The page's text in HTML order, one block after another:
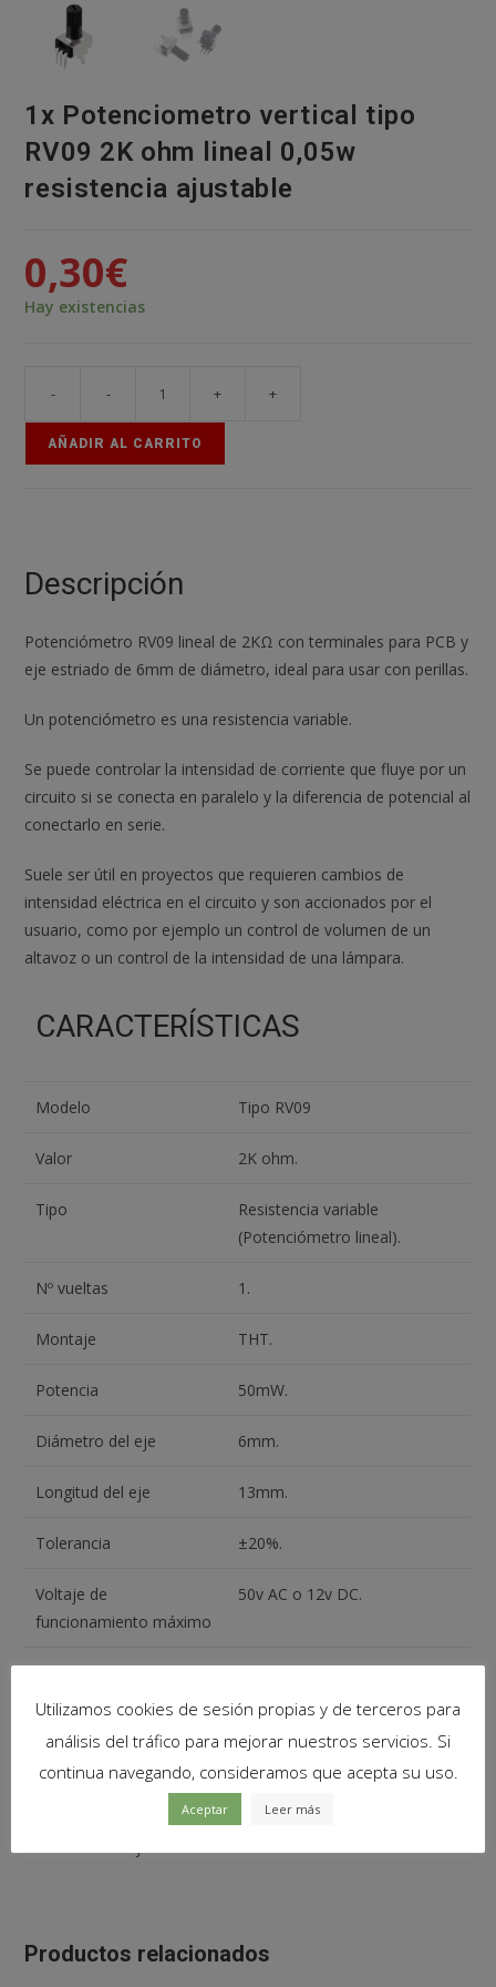
1x Potenciometro vertical tipo
RV09 2K ohm lineal 0,05w
resistencia ajustable
0,30€
Hay existencias
-
ajustable
cantidad
- + +
AÑADIR AL CARRITO
Descripción
Potenciómetro RV09 lineal de 2KΩ con terminales para PCB y
eje estriado de 6mm de diámetro, ideal para usar con perillas.
Un potenciómetro es una resistencia variable.
Se puede controlar la intensidad de corriente que fluye por un
circuito si se conecta en paralelo y la diferencia de potencial al
conectarlo en serie.
Suele ser útil en proyectos que requieren cambios de
intensidad eléctrica en el circuito y son accionados por el
usuario, como por ejemplo un control de volumen de un
altavoz o un control de la intensidad de una lámpara.
CARACTERÍSTICAS
Modelo Tipo RV09
Valor 2K ohm.
Tipo
Resistencia variable
(Potenciómetro lineal).
Nº vueltas 1.
Montaje THT.
Potencia 50mW.
Diámetro del eje 6mm.
Longitud del eje 13mm.
Tolerancia ±20%.
Voltaje de
funcionamiento máximo
50v AC o 12v DC.
Cantidad 1 Unidad
Contenido del paquete
Potenciometro vertical tipo RV09 2K ohm lineal 0,05w
Productos relacionados
Utilizamos cookies de sesión propias y de terceros para
análisis del tráfico para mejorar nuestros servicios. Si
continua navegando, consideramos que acepta su uso.
Aceptar Leer más